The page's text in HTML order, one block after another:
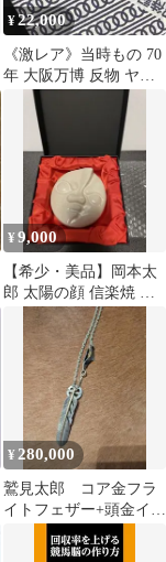
¥22,000
《激レア》当時もの 70
年 大阪万博 反物 ヤン
マーディーゼル
¥9,000
【希少・美品】岡本太
郎 太陽の顔 信楽焼 陶
器 オブジェ 太陽の塔
専用箱付き
¥ 280,000
鷲見太郎 コア金フラ
イトフェザー+頭金イー
種セット